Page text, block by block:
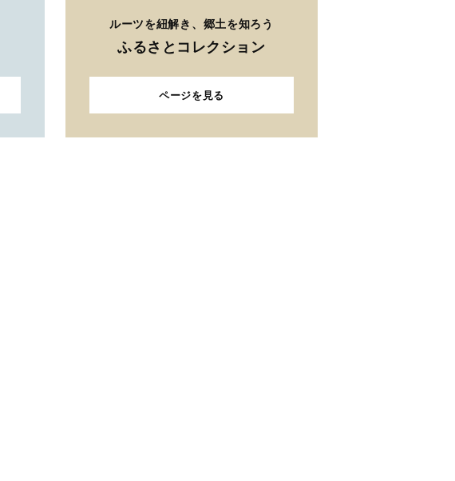
ルーツを紐解き、郷土を知ろう
ふるさとコレクション
ページを見る